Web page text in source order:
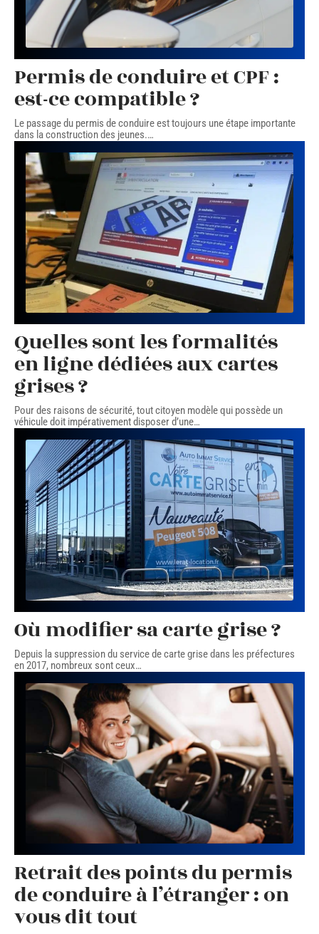
Permis de conduire et CPF :
est-ce compatible ?
Le passage du permis de conduire est toujours une étape importante
dans la construction des jeunes.…
Quelles sont les formalités
en ligne dédiées aux cartes
grises ?
Pour des raisons de sécurité, tout citoyen modèle qui possède un
véhicule doit impérativement disposer d’une…
Où modifier sa carte grise ?
Depuis la suppression du service de carte grise dans les préfectures
en 2017, nombreux sont ceux…
Retrait des points du permis
de conduire à l’étranger : on
vous dit tout